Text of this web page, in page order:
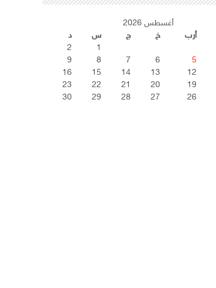
أغسطس 2026
أرب خ ج س
د
1
2
5
6
7
8
9
12
13
14
15
16
19
20
21
22
23
26
27
28
29
30